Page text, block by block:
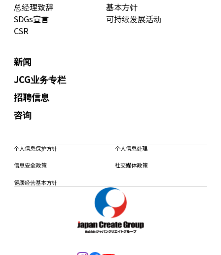
总经理致辞
基本方针
SDGs宣言
可持续发展活动
CSR
新闻
JCG业务专栏
招聘信息
咨询
个人信息保护方针 个人信息处理
信息安全政策 社交媒体政策
健康经营基本方针